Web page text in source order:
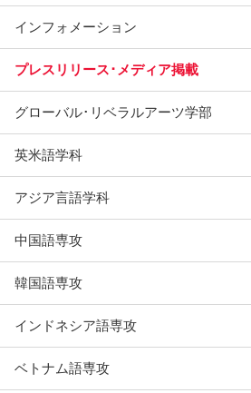
インフォメーション
プレスリリース･メディア掲載
グローバル･リベラルアーツ学部
英米語学科
アジア言語学科
中国語専攻
韓国語専攻
インドネシア語専攻
ベトナム語専攻